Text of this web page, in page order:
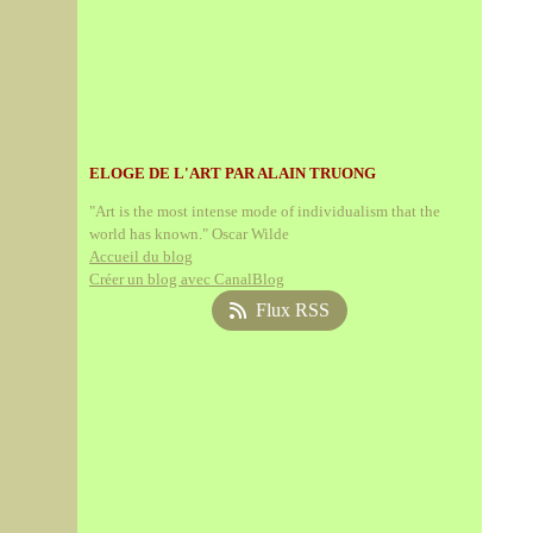
ELOGE DE L'ART PAR ALAIN TRUONG
"Art is the most intense mode of individualism that the
world has known." Oscar Wilde
Accueil du blog
Créer un blog avec CanalBlog
Flux RSS